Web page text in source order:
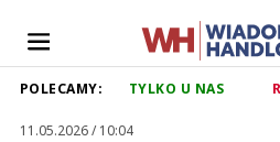
POLECAMY: TYLKO U NAS
11.05.2026 / 10:04